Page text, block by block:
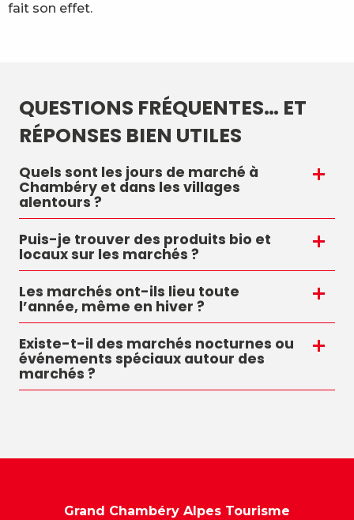
fait son effet.
QUESTIONS FRÉQUENTES… ET
RÉPONSES BIEN UTILES
Quels sont les jours de marché à
Chambéry et dans les villages
alentours ?
Puis-je trouver des produits bio et
locaux sur les marchés ?
Les marchés ont-ils lieu toute
l’année, même en hiver ?
Existe-t-il des marchés nocturnes ou
événements spéciaux autour des
marchés ?
Grand Chambéry Alpes Tourisme